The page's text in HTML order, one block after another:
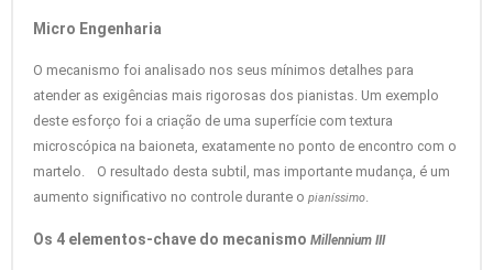
Micro Engenharia
O mecanismo foi analisado nos seus mínimos detalhes para
atender as exigências mais rigorosas dos pianistas. Um exemplo
deste esforço foi a criação de uma superfície com textura
microscópica na baioneta, exatamente no ponto de encontro com o
martelo. O resultado desta subtil, mas importante mudança, é um
aumento significativo no controle durante o pianíssimo.
Os 4 elementos-chave do mecanismo Millennium III